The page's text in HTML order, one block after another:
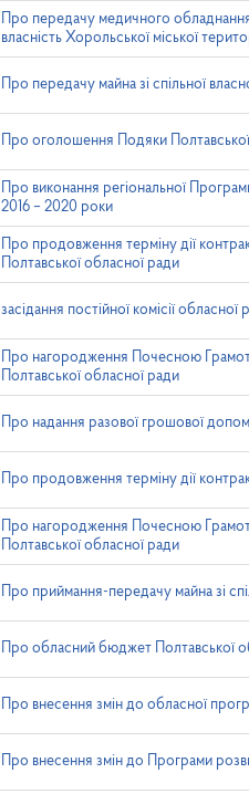
Про передачу медичного обладнання
власність Хорольської міської
Про передачу майна зі спільної
Про оголошення Подяки
Про виконання регіональної
2016 – 2020 роки
Про продовження терміну дії
Полтавської обласної ради
засідання постійної комісії
Про нагородження Почесною
Полтавської обласної ради
Про надання разової грошової
Про продовження терміну дії
Про нагородження Почесною
Полтавської обласної ради
Про приймання-передачу майна зі
Про обласний бюджет Полтавської
Про внесення змін до обласної
Про внесення змін до Програми